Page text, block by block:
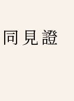
見證